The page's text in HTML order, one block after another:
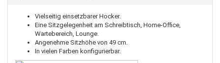
Vielseitig einsetzbarer Hocker.
Eine Sitzgelegenheit am Schreibtisch, Home-Office,
Wartebereich, Lounge.
Angenehme Sitzhöhe von 49 cm.
In vielen Farben konfigurierbar.